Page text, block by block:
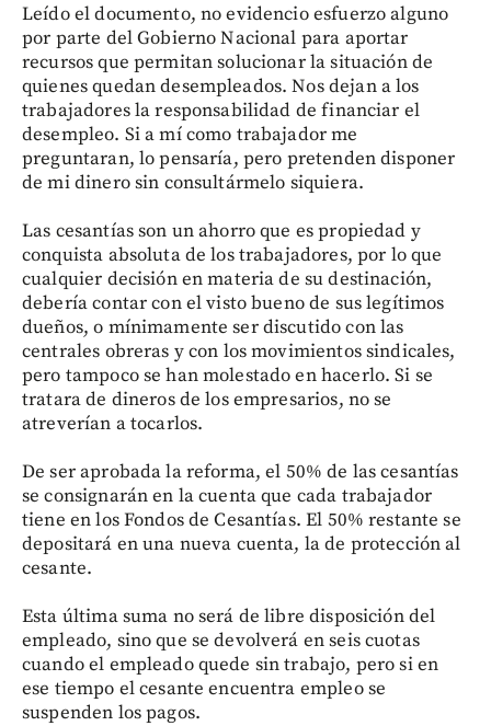
Leído el documento, no evidencio esfuerzo alguno
por parte del Gobierno Nacional para aportar
recursos que permitan solucionar la situación de
quienes quedan desempleados. Nos dejan a los
trabajadores la responsabilidad de financiar el
desempleo. Si a mí como trabajador me
preguntaran, lo pensaría, pero pretenden disponer
de mi dinero sin consultármelo siquiera.
Las cesantías son un ahorro que es propiedad y
conquista absoluta de los trabajadores, por lo que
cualquier decisión en materia de su destinación,
debería contar con el visto bueno de sus legítimos
dueños, o mínimamente ser discutido con las
centrales obreras y con los movimientos sindicales,
pero tampoco se han molestado en hacerlo. Si se
tratara de dineros de los empresarios, no se
atreverían a tocarlos.
De ser aprobada la reforma, el 50% de las cesantías
se consignarán en la cuenta que cada trabajador
tiene en los Fondos de Cesantías. El 50% restante se
depositará en una nueva cuenta, la de protección al
cesante.
Esta última suma no será de libre disposición del
empleado, sino que se devolverá en seis cuotas
cuando el empleado quede sin trabajo, pero si en
ese tiempo el cesante encuentra empleo se
suspenden los pagos.